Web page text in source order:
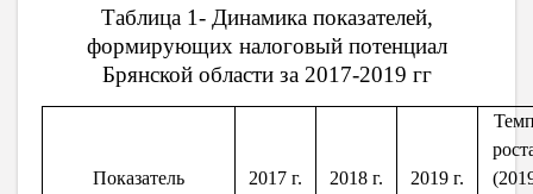
Таблица 1- Динамика показателей,
формирующих налоговый потенциал
Брянской области за 2017-2019 гг
Показатель 2017 г. 2018 г. 2019 г.